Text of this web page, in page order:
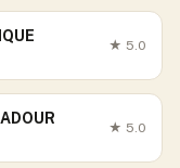
★ 5.0
★ 5.0